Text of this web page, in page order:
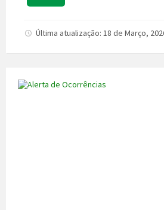
Última atualização: 18 de Março,